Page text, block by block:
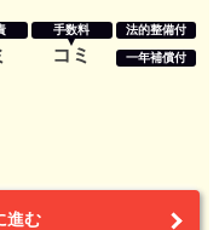
手数料
コミ
法的整備付
一年補償付
進む